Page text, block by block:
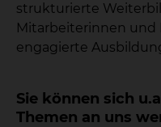
strukturierte
Mitarbeiterinnen und
engagierte
Sie können sich
Themen an uns